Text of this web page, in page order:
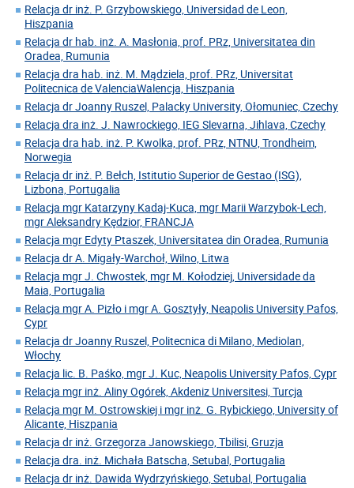
Relacja dr inż. P. Grzybowskiego, Universidad de Leon,
Hiszpania
Relacja dr hab. inż. A. Masłonia, prof. PRz, Universitatea din
Oradea, Rumunia
Relacja dra hab. inż. M. Mądziela, prof. PRz, Universitat
Politecnica de ValenciaWalencja, Hiszpania
Relacja dr Joanny Ruszel, Palacky University, Ołomuniec, Czechy
Relacja dra inż. J. Nawrockiego, IEG Slevarna, Jihlava, Czechy
Relacja dra hab. inż. P. Kwolka, prof. PRz, NTNU, Trondheim,
Norwegia
Relacja dr inż. P. Bełch, Istitutio Superior de Gestao (ISG),
Lizbona, Portugalia
Relacja mgr Katarzyny Kadaj-Kuca, mgr Marii Warzybok-Lech,
mgr Aleksandry Kędzior, FRANCJA
Relacja mgr Edyty Ptaszek, Universitatea din Oradea, Rumunia
Relacja dr A. Migały-Warchoł, Wilno, Litwa
Relacja mgr J. Chwostek, mgr M. Kołodziej, Universidade da
Maia, Portugalia
Relacja mgr A. Pizło i mgr A. Gosztyły, Neapolis University Pafos,
Cypr
Relacja dr Joanny Ruszel, Politecnica di Milano, Mediolan,
Włochy
Relacja lic. B. Paśko, mgr J. Kuc, Neapolis University Pafos, Cypr
Relacja mgr inż. Aliny Ogórek, Akdeniz Universitesi, Turcja
Relacja mgr M. Ostrowskiej i mgr inż. G. Rybickiego, University of
Alicante, Hiszpania
Relacja dr inż. Grzegorza Janowskiego, Tbilisi, Gruzja
Relacja dra. inż. Michała Batscha, Setubal, Portugalia
Relacja dr inż. Dawida Wydrzyńskiego, Setubal, Portugalia